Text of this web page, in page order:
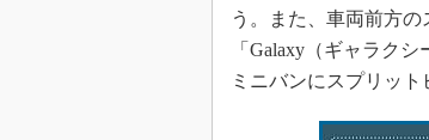
う。また、車両前方
「Galaxy（ギャラク
ミニバンにスプリット